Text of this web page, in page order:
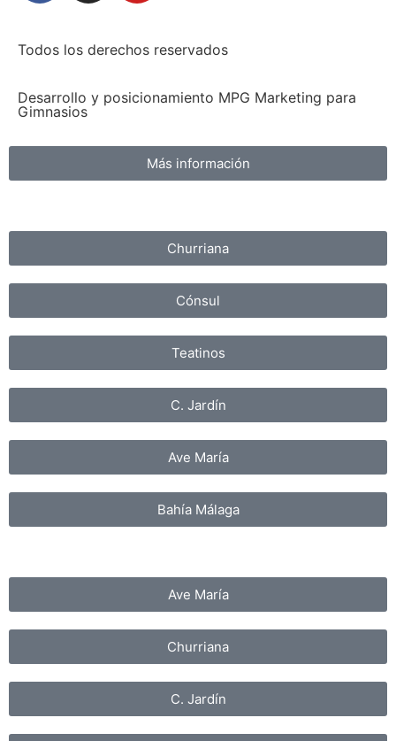
Todos los derechos reservados
Desarrollo y posicionamiento MPG Marketing para
Gimnasios
Más información
Churriana
Cónsul
Teatinos
C. Jardín
Ave María
Bahía Málaga
Ave María
Churriana
C. Jardín